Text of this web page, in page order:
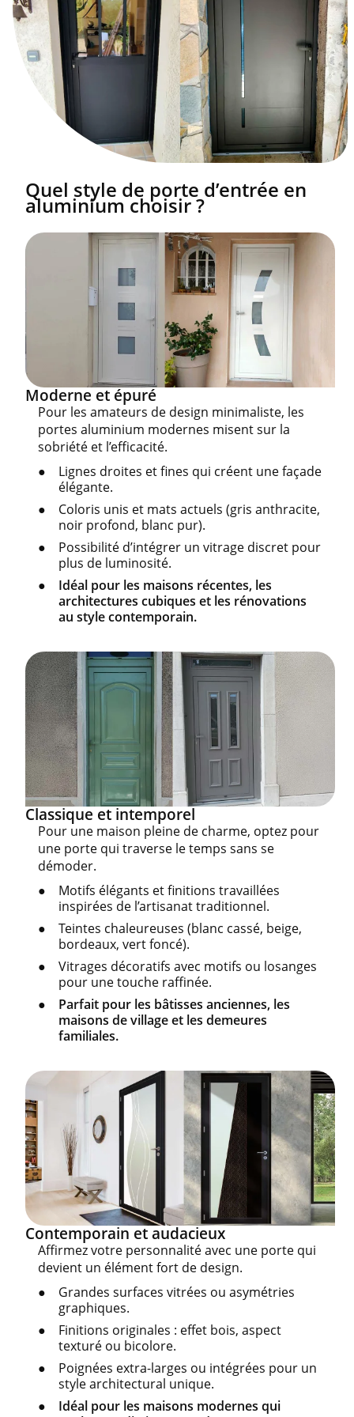
Quel style de porte d’entrée en
aluminium choisir ?
Moderne et épuré
Pour les amateurs de design minimaliste, les
portes aluminium modernes misent sur la
sobriété et l’efficacité.
Lignes droites et fines qui créent une façade
élégante.
Coloris unis et mats actuels (gris anthracite,
noir profond, blanc pur).
Possibilité d’intégrer un vitrage discret pour
plus de luminosité.
Idéal pour les maisons récentes, les
architectures cubiques et les rénovations
au style contemporain.
Classique et intemporel
Pour une maison pleine de charme, optez pour
une porte qui traverse le temps sans se
démoder.
Motifs élégants et finitions travaillées
inspirées de l’artisanat traditionnel.
Teintes chaleureuses (blanc cassé, beige,
bordeaux, vert foncé).
Vitrages décoratifs avec motifs ou losanges
pour une touche raffinée.
Parfait pour les bâtisses anciennes, les
maisons de village et les demeures
familiales.
Contemporain et audacieux
Affirmez votre personnalité avec une porte qui
devient un élément fort de design.
Grandes surfaces vitrées ou asymétries
graphiques.
Finitions originales : effet bois, aspect
texturé ou bicolore.
Poignées extra-larges ou intégrées pour un
style architectural unique.
Idéal pour les maisons modernes qui